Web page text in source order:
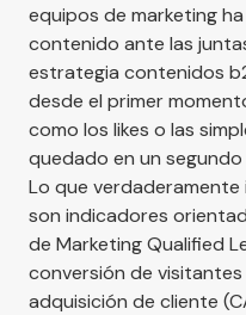
equipos de marketing
contenido ante las
estrategia contenidos
desde el primer
como los likes o las
quedado en un segundo
Lo que
son indicadores
de Marketing Qualified
conversión de
adquisición de cliente